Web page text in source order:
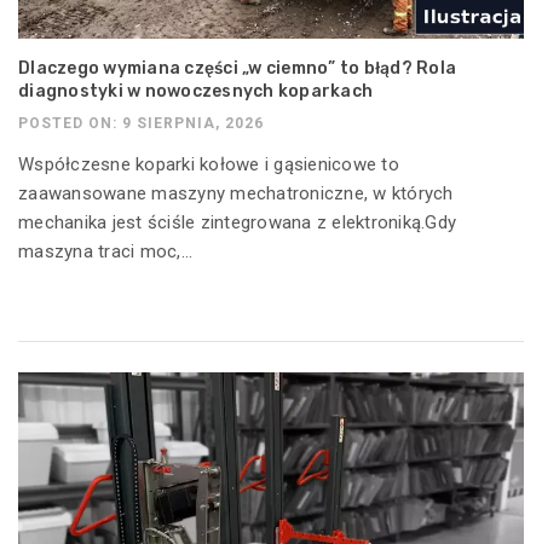
Dlaczego wymiana części „w ciemno” to błąd? Rola
diagnostyki w nowoczesnych koparkach
POSTED ON: 9 SIERPNIA, 2026
Współczesne koparki kołowe i gąsienicowe to
zaawansowane maszyny mechatroniczne, w których
mechanika jest ściśle zintegrowana z elektroniką.Gdy
maszyna traci moc,...